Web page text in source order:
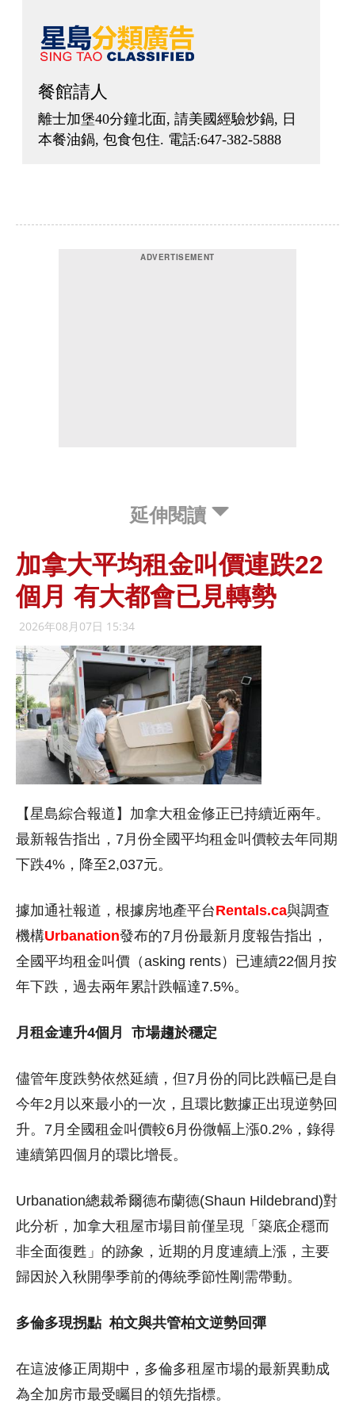
延伸閱讀
加拿大平均租金叫價連跌22
個月 有大都會已見轉勢
2026年08月07日 15:34
【星島綜合報道】加拿大租金修正已持續近兩年。
最新報告指出，7月份全國平均租金叫價較去年同期
下跌4%，降至2,037元。
據加通社報道，根據房地產平台Rentals.ca與調查
機構Urbanation發布的7月份最新月度報告指出，
全國平均租金叫價（asking rents）已連續22個月按
年下跌，過去兩年累計跌幅達7.5%。
月租金連升4個月 市場趨於穩定
儘管年度跌勢依然延續，但7月份的同比跌幅已是自
今年2月以來最小的一次，且環比數據正出現逆勢回
升。7月全國租金叫價較6月份微幅上漲0.2%，錄得
連續第四個月的環比增長。
Urbanation總裁希爾德布蘭德(Shaun Hildebrand)對
此分析，加拿大租屋市場目前僅呈現「築底企穩而
非全面復甦」的跡象，近期的月度連續上漲，主要
歸因於入秋開學季前的傳統季節性剛需帶動。
多倫多現拐點 柏文與共管柏文逆勢回彈
在這波修正周期中，多倫多租屋市場的最新異動成
為全加房市最受矚目的領先指標。